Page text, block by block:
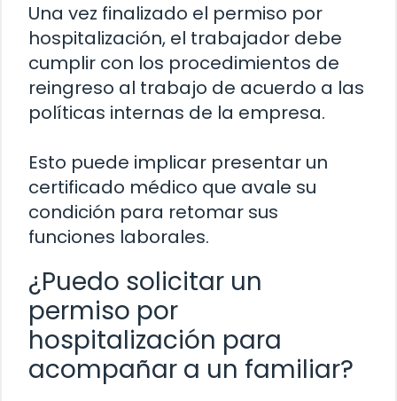
Una vez finalizado el permiso por
hospitalización, el trabajador debe
cumplir con los procedimientos de
reingreso al trabajo de acuerdo a las
políticas internas de la empresa.
Esto puede implicar presentar un
certificado médico que avale su
condición para retomar sus
funciones laborales.
¿Puedo solicitar un
permiso por
hospitalización para
acompañar a un familiar?